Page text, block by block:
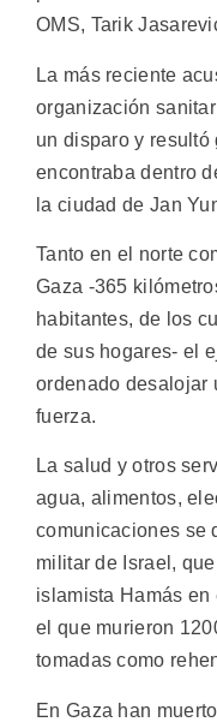
OMS, Tarik
La más reciente
organización
un disparo y resultó
encontraba dentro
la ciudad de Jan
Tanto en el norte
Gaza -365
habitantes, de los
de sus hogares- el
ordenado desalojar
fuerza.
La salud y otros
agua, alimentos,
comunicaciones se
militar de Israel,
islamista Hamás
el que murieron
tomadas como
En Gaza han